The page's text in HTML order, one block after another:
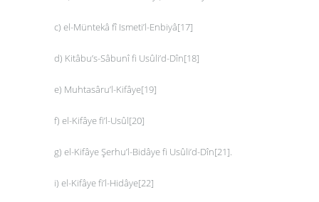
c) el-Müntekâ fî Ismeti’l-Enbiyâ[17]
d) Kitâbu’s-Sâbunî fi Usûli’d-Dîn[18]
e) Muhtasâru’l-Kifâye[19]
f) el-Kifâye fi’l-Usûl[20]
g) el-Kifâye Şerhu’l-Bidâye fi Usûli’d-Dîn[21].
i) el-Kifâye fi’l-Hidâye[22]